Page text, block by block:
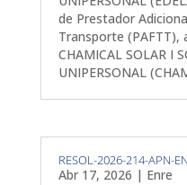
de Prestador
Transporte (PAFTT),
CHAMICAL SOLAR I
UNIPERSONAL
RESOL-2026-214-APN-
Abr 17, 2026 | Enre